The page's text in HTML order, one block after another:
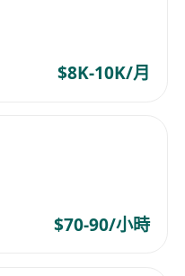
$8K-10K/月
$70-90/小時